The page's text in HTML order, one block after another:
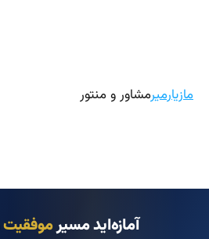
مازیارمیرمشاور و منتور
آمازه‌اید مسیرموفقیت